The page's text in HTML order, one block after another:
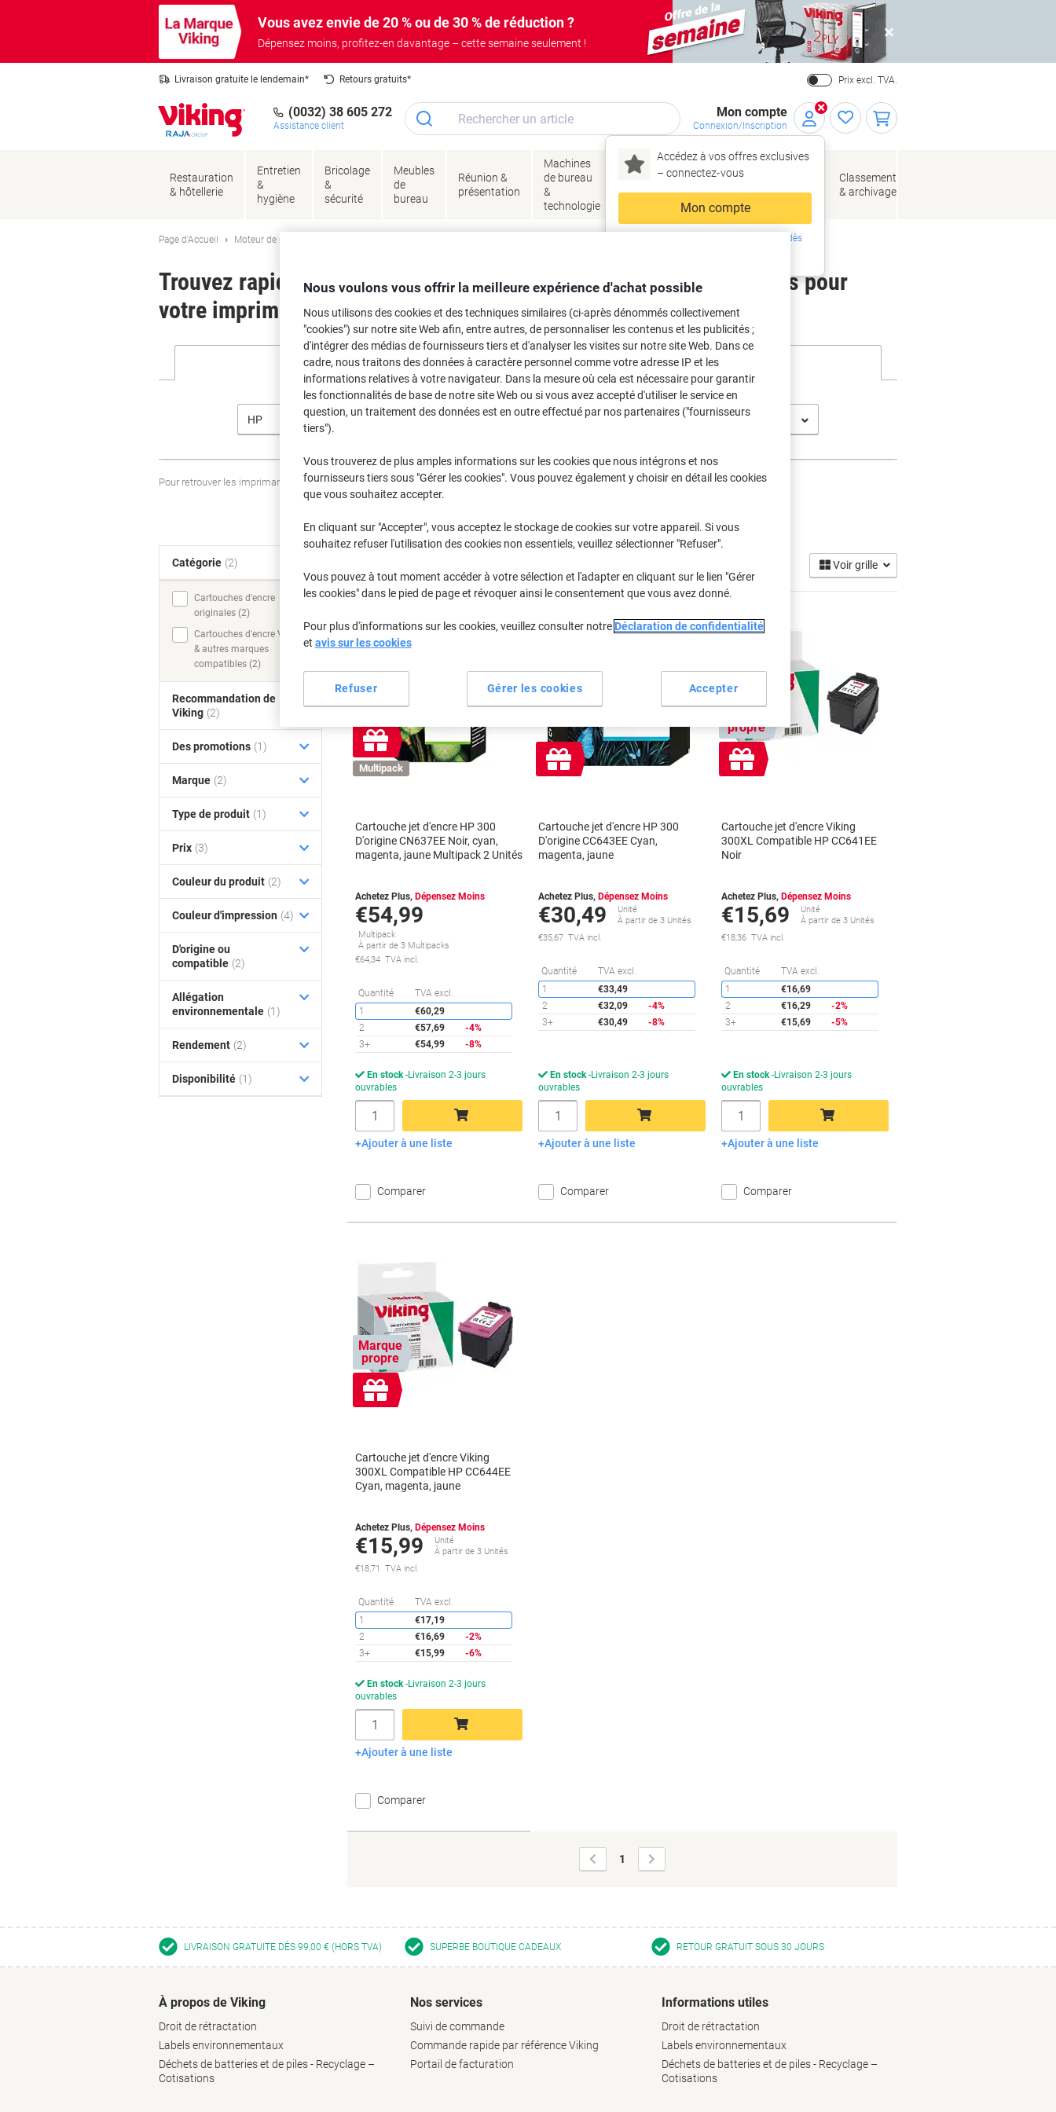
Vous avez envie de 20 % ou de 30 % de réduction ?
Dépensez moins, profitez-en davantage – cette semaine seulement !
Close
Livraison gratuite le lendemain* Retours gratuits* Prix excl. TVA.
(0032) 38 605 272
Assistance client
Mon compte
Connexion/Inscription
Accédez à vos offres exclusives
– connectez‑vous
Mon compte
Inscrivez-vous dès
Restauration
& hôtellerie
Entretien
&
hygiène
Bricolage
&
sécurité
Meubles
de
bureau
Réunion &
présentation
Machines
de bureau
&
technologie
Encres
Papier,
enveloppes
&
emballage
de bureau
Classement
& archivage
Page d'Accueil Moteur de recherche d'encre et toner
Trouvez rapidement les cartouches d'encre, toners ou les étiquettes pour
votre imprimante.
Sélectionner la marque, la gamme et le modèle
HP Envy HP Envy 100 E
Pour retrouver les imprimantes listées et/ou les cartouches précédemment achetéesSe connecter
HP Envy 100 E Cartouches Jet Encre (4)
Voir grille
Cadeau
gratuit
Multipack
Cartouche jet d'encre HP 300
D'origine CN637EE Noir, cyan,
magenta, jaune Multipack 2 Unités
Achetez Plus, Dépensez Moins
€54,99
Multipack
À partir de 3 Multipacks
€64,34 TVA incl.
Quantité TVA excl.
Économies
1
€60,29
2
€57,69
-4%
3+
€54,99 -8%
En stock Livraison 2-3 jours
ouvrables
Quantité
Ajouter au panier
Ajouter à une liste
Comparer
Cadeau
gratuit
Cartouche jet d'encre HP 300
D'origine CC643EE Cyan,
magenta, jaune
Achetez Plus, Dépensez Moins
€30,49
Unité
À partir de 3 Unités
€35,67 TVA incl.
Quantité TVA excl.
Économies
1
€33,49
2
€32,09
-4%
3+
€30,49 -8%
En stock Livraison 2-3 jours
ouvrables
Quantité
Ajouter au panier
Ajouter à une liste
Comparer
propre
Cadeau
gratuit
Cartouche jet d'encre Viking
300XL Compatible HP CC641EE
Noir
Achetez Plus, Dépensez Moins
€15,69
Unité
À partir de 3 Unités
€18,36 TVA incl.
Quantité TVA excl.
1
€16,69
2
€16,29
-2%
3+
€15,69 -5%
En stock Livraison 2-3 jours
ouvrables
Quantité
Ajouter au panier
Ajouter à une liste
Comparer
Marque
propre
Cadeau
gratuit
Cartouche jet d'encre Viking
300XL Compatible HP CC644EE
Cyan, magenta, jaune
Achetez Plus, Dépensez Moins
€15,99
Unité
À partir de 3 Unités
€18,71 TVA incl.
Quantité TVA excl.
1
€17,19
2
€16,69
-2%
3+
€15,99 -6%
En stock Livraison 2-3 jours
ouvrables
Quantité
Ajouter au panier
Ajouter à une liste
Comparer
Page
précédente
1
suivante
Catégorie (2)
Cartouches d'encre
originales (2)
Cartouches d'encre Viking
& autres marques
compatibles (2)
Recommandation de
Viking (2)
Des promotions (1)
Marque (2)
Type de produit (1)
Prix (3)
Couleur du produit (2)
Couleur d'impression (4)
D'origine ou
compatible (2)
Allégation
environnementale (1)
Rendement (2)
Disponibilité (1)
LIVRAISON GRATUITE DÈS 99,00 € (HORS TVA) SUPERBE BOUTIQUE CADEAUX RETOUR GRATUIT SOUS 30 JOURS
À propos de Viking
Droit de rétractation
Labels environnementaux
Déchets de batteries et de piles - Recyclage –
Cotisations
Nos services
Suivi de commande
Commande rapide par référence Viking
Portail de facturation
Informations utiles
Droit de rétractation
Labels environnementaux
Déchets de batteries et de piles - Recyclage –
Cotisations
Nous voulons vous offrir la meilleure expérience d'achat possible
Nous utilisons des cookies et des techniques similaires (ci-après dénommés collectivement
"cookies") sur notre site Web afin, entre autres, de personnaliser les contenus et les publicités ;
d'intégrer des médias de fournisseurs tiers et d'analyser les visites sur notre site Web. Dans ce
cadre, nous traitons des données à caractère personnel comme votre adresse IP et les
informations relatives à votre navigateur. Dans la mesure où cela est nécessaire pour garantir
les fonctionnalités de base de notre site Web ou si vous avez accepté d'utiliser le service en
question, un traitement des données est en outre effectué par nos partenaires ("fournisseurs
tiers").
Vous trouverez de plus amples informations sur les cookies que nous intégrons et nos
fournisseurs tiers sous "Gérer les cookies". Vous pouvez également y choisir en détail les cookies
que vous souhaitez accepter.
En cliquant sur "Accepter", vous acceptez le stockage de cookies sur votre appareil. Si vous
souhaitez refuser l'utilisation des cookies non essentiels, veuillez sélectionner "Refuser".
Vous pouvez à tout moment accéder à votre sélection et l'adapter en cliquant sur le lien "Gérer
les cookies" dans le pied de page et révoquer ainsi le consentement que vous avez donné.
Pour plus d'informations sur les cookies, veuillez consulter notre Déclaration de confidentialité
et avis sur les cookies
Gérer les cookies
Refuser Accepter